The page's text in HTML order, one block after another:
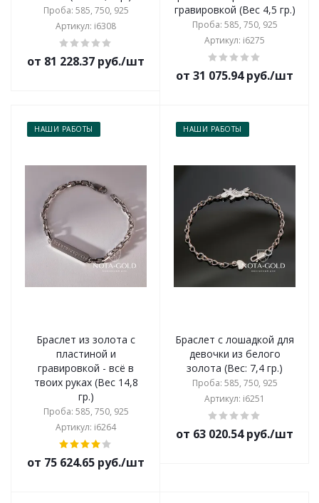
Проба: 585, 750, 925
Артикул: i6308
от 81 228.37 руб./шт
гравировкой (Вес 4,5 гр.)
Проба: 585, 750, 925
Артикул: i6275
от 31 075.94 руб./шт
НАШИ РАБОТЫ
Браслет из золота с
пластиной и
гравировкой - всё в
твоих руках (Вес 14,8
гр.)
Проба: 585, 750, 925
Артикул: i6264
от 75 624.65 руб./шт
НАШИ РАБОТЫ
Браслет с лошадкой для
девочки из белого
золота (Вес: 7,4 гр.)
Проба: 585, 750, 925
Артикул: i6251
от 63 020.54 руб./шт